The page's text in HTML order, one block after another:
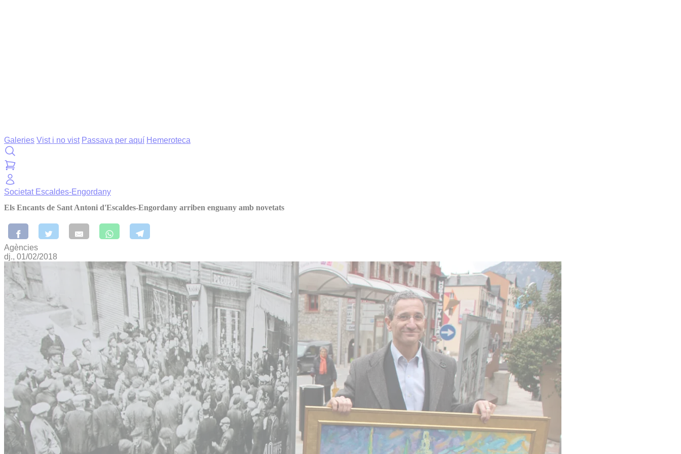
Galeries Vist i no vist Passava per aquí Hemeroteca
Societat Escaldes-Engordany
Els Encants de Sant Antoni d'Escaldes-Engordany arriben enguany amb novetats
Agències
dj., 01/02/2018